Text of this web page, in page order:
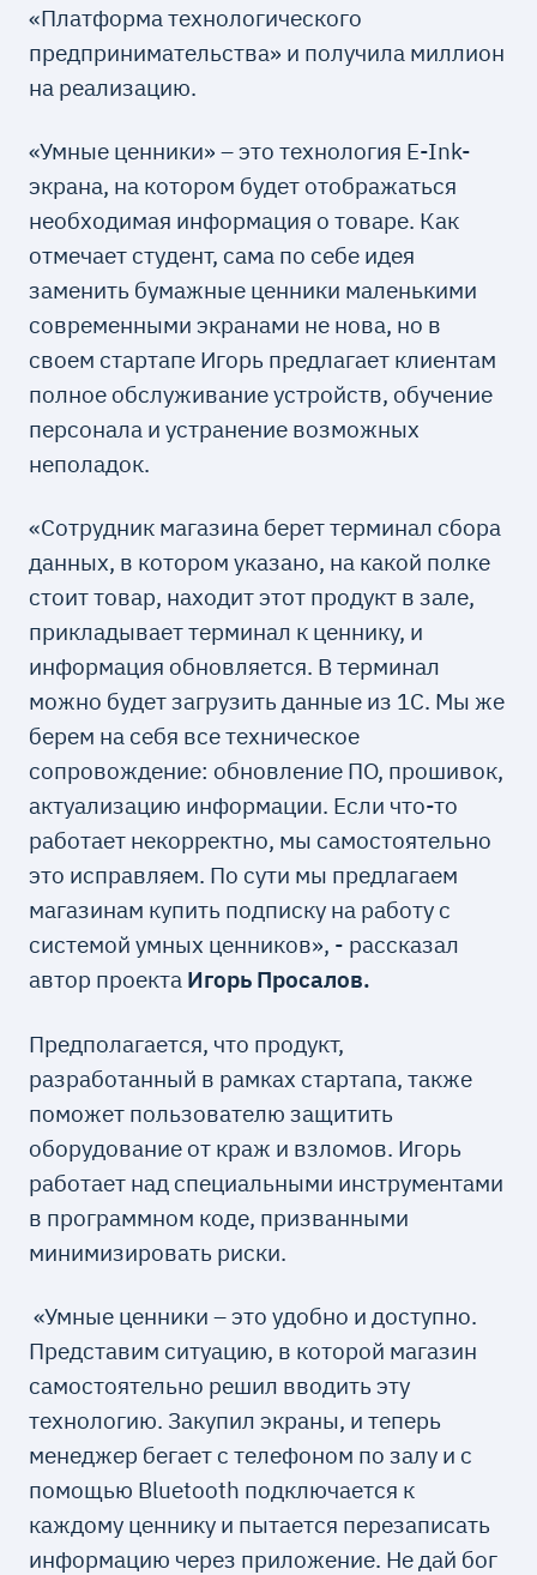
«Платформа технологического
предпринимательства» и получила миллион
на реализацию.
«Умные ценники» – это технология E-Ink-
экрана, на котором будет отображаться
необходимая информация о товаре. Как
отмечает студент, сама по себе идея
заменить бумажные ценники маленькими
современными экранами не нова, но в
своем стартапе Игорь предлагает клиентам
полное обслуживание устройств, обучение
персонала и устранение возможных
неполадок.
«Сотрудник магазина берет терминал сбора
данных, в котором указано, на какой полке
стоит товар, находит этот продукт в зале,
прикладывает терминал к ценнику, и
информация обновляется. В терминал
можно будет загрузить данные из 1С. Мы же
берем на себя все техническое
сопровождение: обновление ПО, прошивок,
актуализацию информации. Если что-то
работает некорректно, мы самостоятельно
это исправляем. По сути мы предлагаем
магазинам купить подписку на работу с
системой умных ценников», - рассказал
автор проекта Игорь Просалов.
Предполагается, что продукт,
разработанный в рамках стартапа, также
поможет пользователю защитить
оборудование от краж и взломов. Игорь
работает над специальными инструментами
в программном коде, призванными
минимизировать риски.
«Умные ценники – это удобно и доступно.
Представим ситуацию, в которой магазин
самостоятельно решил вводить эту
технологию. Закупил экраны, и теперь
менеджер бегает с телефоном по залу и с
помощью Bluetooth подключается к
каждому ценнику и пытается перезаписать
информацию через приложение. Не дай бог